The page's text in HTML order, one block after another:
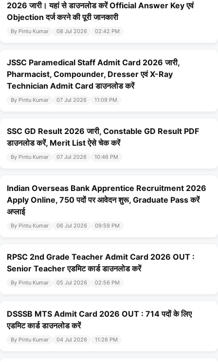
2026 जारी। यहां से डाउनलोड करें Official Answer Key एवं
Objection दर्ज करने की पूरी जानकारी
By Pintu Kumar 08 Jul 2026 02:42 PM
JSSC Paramedical Staff Admit Card 2026 जारी,
Pharmacist, Compounder, Dresser एवं X-Ray
Technician Admit Card डाउनलोड करें
By Pintu Kumar 07 Jul 2026 11:09 PM
SSC GD Result 2026 जारी, Constable GD Result PDF
डाउनलोड करें, Merit List ऐसे चेक करें
By Pintu Kumar 07 Jul 2026 10:46 PM
Indian Overseas Bank Apprentice Recruitment 2026
Apply Online, 750 पदों पर आवेदन शुरू, Graduate Pass करें
अप्लाई
By Pintu Kumar 06 Jul 2026 09:59 PM
RPSC 2nd Grade Teacher Admit Card 2026 OUT :
Senior Teacher एडमिट कार्ड डाउनलोड करें
By Pintu Kumar 05 Jul 2026 02:56 PM
DSSSB MTS Admit Card 2026 OUT : 714 पदों के लिए
एडमिट कार्ड डाउनलोड करें
By Pintu Kumar 04 Jul 2026 11:26 PM